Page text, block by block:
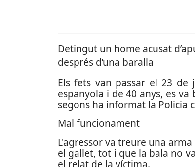
Detingut un home acusat
després d’una baralla
Els fets van passar el 23
espanyola i de 40 anys, es
segons ha informat la Policia
Mal funcionament
L'agressor va treure una
el gallet, tot i que la bala no
el relat de la víctima.